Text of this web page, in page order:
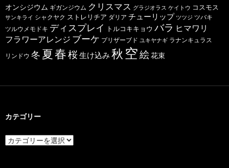
オンシジウム ギガンジウム クリスマス グラジオラス ケイトウ コスモス
サンキライ シャクヤク ストレリチア ダリア チューリップ ツツジ ツバキ
ツルウメモドキ ディスプレイ トルコキキョウ バラ ヒマワリ
フラワーアレンジ ブーケ プリザーブド ユキヤナギ ラナンキュラス
リンドウ 冬 夏春桜生け込み 秋 空絵花束
カテゴリー
カ
テ